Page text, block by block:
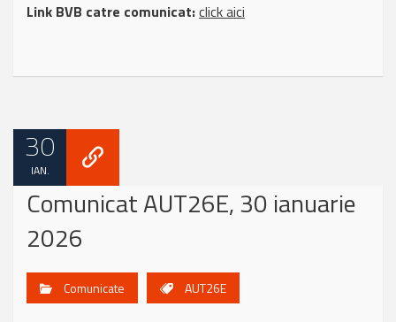
Link BVB catre comunicat:click aici
30
IAN.
Comunicat AUT26E, 30 ianuarie
2026
Comunicate AUT26E